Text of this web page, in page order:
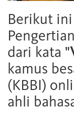
Berikut
dari kata "
kamus
(KBBI)
ahli